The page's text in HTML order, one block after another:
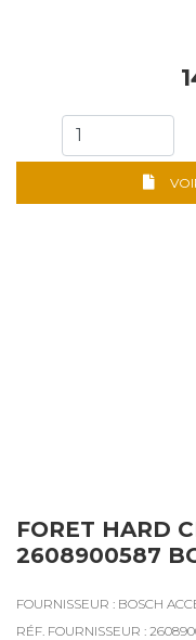
FORET HARD
2608900587
FOURNISSEUR : BOSCH
RÉF. FOURNISSEUR :